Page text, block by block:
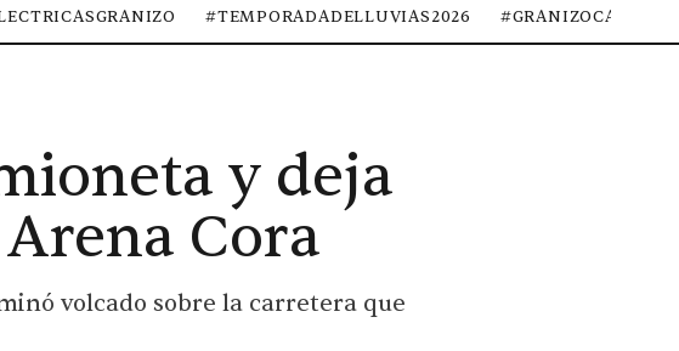
#TEMPORADADELLUVIAS2026 #GRANIZOCALOR
y deja
Cora
volcado sobre la carretera que